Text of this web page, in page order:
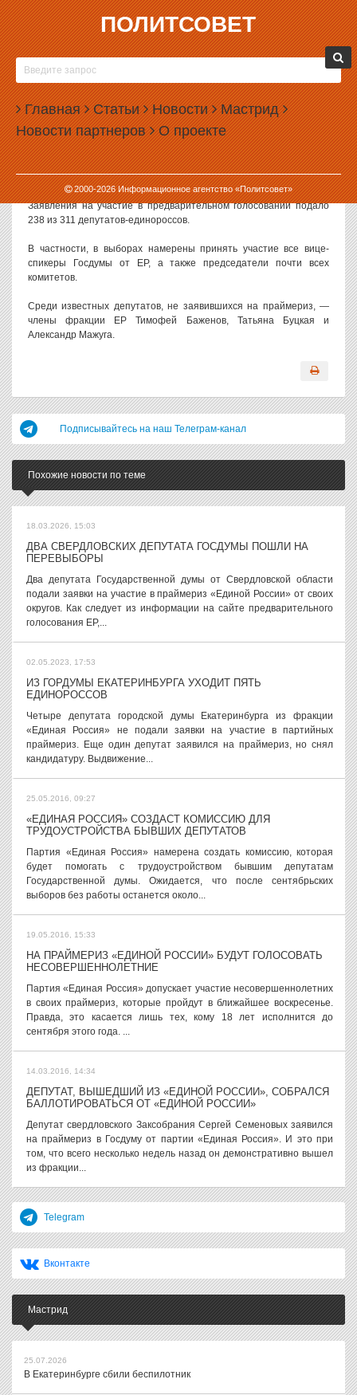
ПОЛИТСОВЕТ
Главная Статьи Новости Мастрид
Новости партнеров О проекте
2000-2026Информационное агентство «Политсовет»
19.05.2026, 09:40
ТРИ ЧЕТВЕРТИ ДЕПУТАТОВ-ЕДИНОРОССОВ
ХОТЯТ ОСТАТЬСЯ В ГОСДУМЕ
Около 75% депутатов Государственной думы из фракции
«Единая Россия» планируют принять участие в предстоящих
парламентских выборах.
Какпишетгазета «Коммерсантъ», это стало понятно по итогам
выдвижения кандидатов на внутрипартийные праймериз ЕР.
Заявления на участие в предварительном голосовании подало
238 из 311 депутатов-единороссов.
В частности, в выборах намерены принять участие все вице-
спикеры Госдумы от ЕР, а также председатели почти всех
комитетов.
Среди известных депутатов, не заявившихся на праймериз, —
члены фракции ЕР Тимофей Баженов, Татьяна Буцкая и
Александр Мажуга.
Подписывайтесь на наш Телеграм-канал
Похожие новости по теме
18.03.2026, 15:03
ДВА СВЕРДЛОВСКИХ ДЕПУТАТА ГОСДУМЫ ПОШЛИ НА
ПЕРЕВЫБОРЫ
Два депутата Государственной думы от Свердловской области
подали заявки на участие в праймериз «Единой России» от своих
округов. Как следует из информации на сайте предварительного
голосования ЕР,...
02.05.2023, 17:53
ИЗ ГОРДУМЫ ЕКАТЕРИНБУРГА УХОДИТ ПЯТЬ
ЕДИНОРОССОВ
Четыре депутата городской думы Екатеринбурга из фракции
«Единая Россия» не подали заявки на участие в партийных
праймериз. Еще один депутат заявился на праймериз, но снял
кандидатуру. Выдвижение...
25.05.2016, 09:27
«ЕДИНАЯ РОССИЯ» СОЗДАСТ КОМИССИЮ ДЛЯ
ТРУДОУСТРОЙСТВА БЫВШИХ ДЕПУТАТОВ
Партия «Единая Россия» намерена создать комиссию, которая
будет помогать с трудоустройством бывшим депутатам
Государственной думы. Ожидается, что после сентябрьских
выборов без работы останется около...
19.05.2016, 15:33
НА ПРАЙМЕРИЗ «ЕДИНОЙ РОССИИ» БУДУТ ГОЛОСОВАТЬ
НЕСОВЕРШЕННОЛЕТНИЕ
Партия «Единая Россия» допускает участие несовершеннолетних
в своих праймериз, которые пройдут в ближайшее воскресенье.
Правда, это касается лишь тех, кому 18 лет исполнится до
сентября этого года. ...
14.03.2016, 14:34
ДЕПУТАТ, ВЫШЕДШИЙ ИЗ «ЕДИНОЙ РОССИИ», СОБРАЛСЯ
БАЛЛОТИРОВАТЬСЯ ОТ «ЕДИНОЙ РОССИИ»
Депутат свердловского Заксобрания Сергей Семеновых заявился
на праймериз в Госдуму от партии «Единая Россия». И это при
том, что всего несколько недель назад он демонстративно вышел
из фракции...
Telegram
Вконтакте
Мастрид
25.07.2026
В Екатеринбурге сбили беспилотник